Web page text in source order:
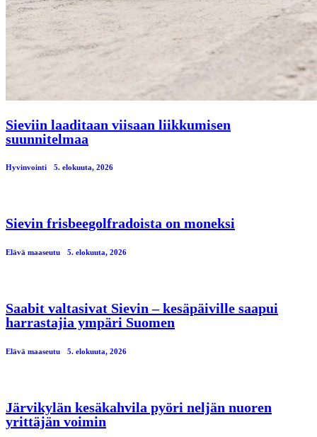
Sieviin laaditaan viisaan liikkumisen
suunnitelmaa
Hyvinvointi 5. elokuuta, 2026
Sievin frisbeegolfradoista on moneksi
Elävä maaseutu 5. elokuuta, 2026
Saabit valtasivat Sievin – kesäpäiville saapui
harrastajia ympäri Suomen
Elävä maaseutu 5. elokuuta, 2026
Järvikylän kesäkahvila pyöri neljän nuoren
yrittäjän voimin